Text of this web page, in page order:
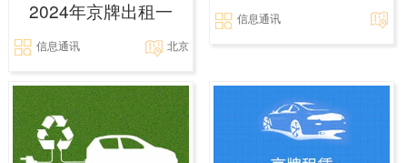
2024年京牌出租一
信息通讯 北京
信息通讯